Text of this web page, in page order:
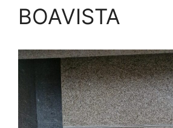
BOAVISTA